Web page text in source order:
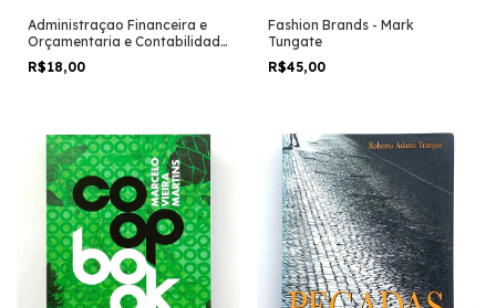
Administraçao Financeira e
Orçamentaria e Contabilidade
Pública - Denis Rocha
R$18,00
Fashion Brands - Mark
Tungate
R$45,00